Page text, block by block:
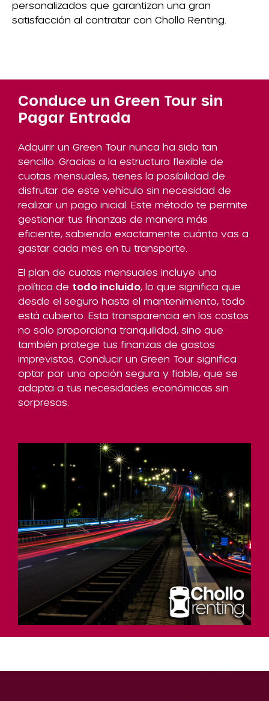
personalizados que garantizan una gran
satisfacción al contratar con Chollo Renting.
Conduce un Green Tour sin
Pagar Entrada
Adquirir un Green Tour nunca ha sido tan
sencillo. Gracias a la estructura flexible de
cuotas mensuales, tienes la posibilidad de
disfrutar de este vehículo sin necesidad de
realizar un pago inicial. Este método te permite
gestionar tus finanzas de manera más
eficiente, sabiendo exactamente cuánto vas a
gastar cada mes en tu transporte.
El plan de cuotas mensuales incluye una
política de todo incluido, lo que significa que
desde el seguro hasta el mantenimiento, todo
está cubierto. Esta transparencia en los costos
no solo proporciona tranquilidad, sino que
también protege tus finanzas de gastos
imprevistos. Conducir un Green Tour significa
optar por una opción segura y fiable, que se
adapta a tus necesidades económicas sin
sorpresas.